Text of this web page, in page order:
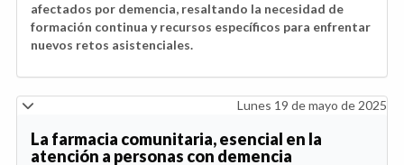
afectados por demencia, resaltando la necesidad de
formación continua y recursos específicos para enfrentar
nuevos retos asistenciales.
Lunes 19 de mayo de 2025
La farmacia comunitaria, esencial en la
atención a personas con demencia